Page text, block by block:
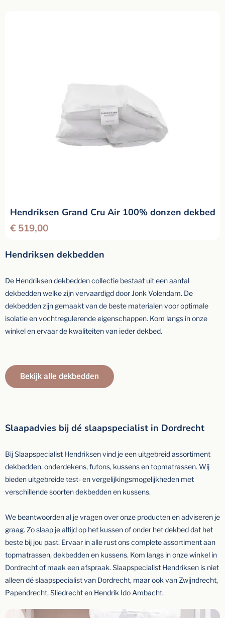
Hendriksen dekbedden
De Hendriksen dekbedden collectie bestaat uit een aantal
dekbedden welke zijn vervaardigd door Jonk Volendam. De
dekbedden zijn gemaakt van de beste materialen voor optimale
isolatie en vochtregulerende eigenschappen. Kom langs in onze
winkel en ervaar de kwaliteiten van ieder dekbed.
Bekijk alle dekbedden
Hendriksen Grand Cru Air 100% donzen dekbed
€ 519,00
Slaapadvies bij dé slaapspecialist in Dordrecht
Bij Slaapspecialist Hendriksen vind je een uitgebreid assortiment
dekbedden, onderdekens, futons, kussens en topmatrassen. Wij
bieden uitgebreide test- en vergelijkingsmogelijkheden met
verschillende soorten dekbedden en kussens.
We beantwoorden al je vragen over onze producten en adviseren je
graag. Zo slaap je altijd op het kussen of onder het dekbed dat het
beste bij jou past. Ervaar in alle rust ons complete assortiment aan
topmatrassen, dekbedden en kussens. Kom langs in onze winkel in
Dordrecht of maak een afspraak. Slaapspecialist Hendriksen is niet
alleen dé slaapspecialist van Dordrecht, maar ook van Zwijndrecht,
Papendrecht, Sliedrecht en Hendrik Ido Ambacht.